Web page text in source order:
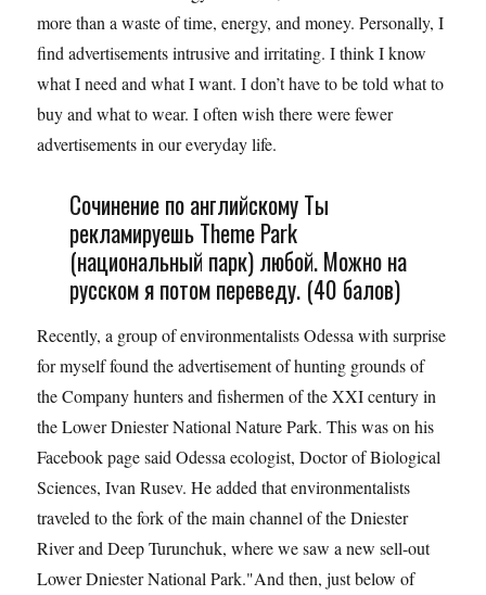
more than a waste of time, energy, and money. Personally, I
find advertisements intrusive and irritating. I think I know
what I need and what I want. I don’t have to be told what to
buy and what to wear. I often wish there were fewer
advertisements in our everyday life.
Сочинение по английскому Ты
рекламируешь Theme Park
(национальный парк) любой. Можно на
русском я потом переведу. (40 балов)
Recently, a group of environmentalists Odessa with surprise
for myself found the advertisement of hunting grounds of
the Company hunters and fishermen of the XXI century in
the Lower Dniester National Nature Park. This was on his
Facebook page said Odessa ecologist, Doctor of Biological
Sciences, Ivan Rusev. He added that environmentalists
traveled to the fork of the main channel of the Dniester
River and Deep Turunchuk, where we saw a new sell-out
Lower Dniester National Park."And then, just below of